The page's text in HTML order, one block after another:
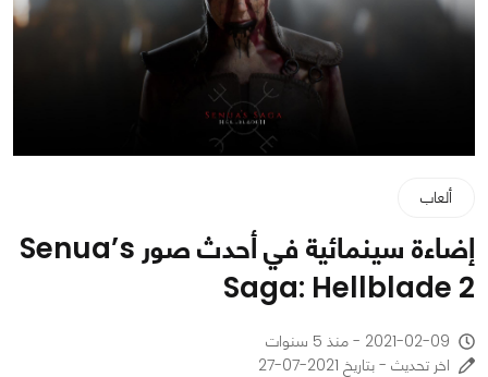
ألعاب
إضاءة سينمائية في أحدث صور Senua’s
Saga: Hellblade 2
2021-02-09 - منذ 5 سنوات
اخر تحديث - بتاريخ 2021-07-27